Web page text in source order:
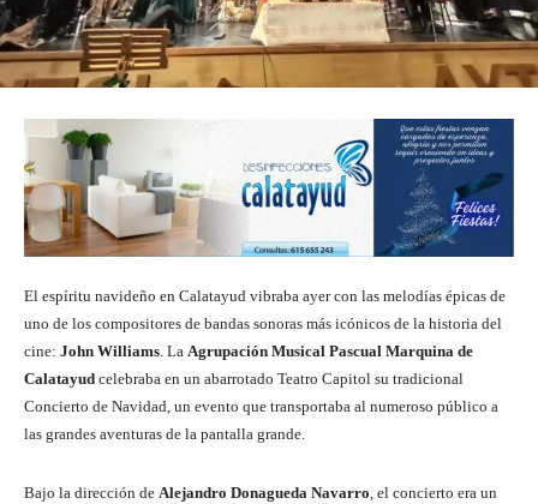
El espíritu navideño en Calatayud vibraba ayer con las melodías épicas de
uno de los compositores de bandas sonoras más icónicos de la historia del
cine: John Williams. La Agrupación Musical Pascual Marquina de
Calatayud celebraba en un abarrotado Teatro Capitol su tradicional
Concierto de Navidad, un evento que transportaba al numeroso público a
las grandes aventuras de la pantalla grande.
Bajo la dirección de Alejandro Donagueda Navarro, el concierto era un